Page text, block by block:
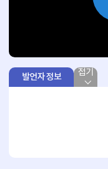
발언자 정보 접기